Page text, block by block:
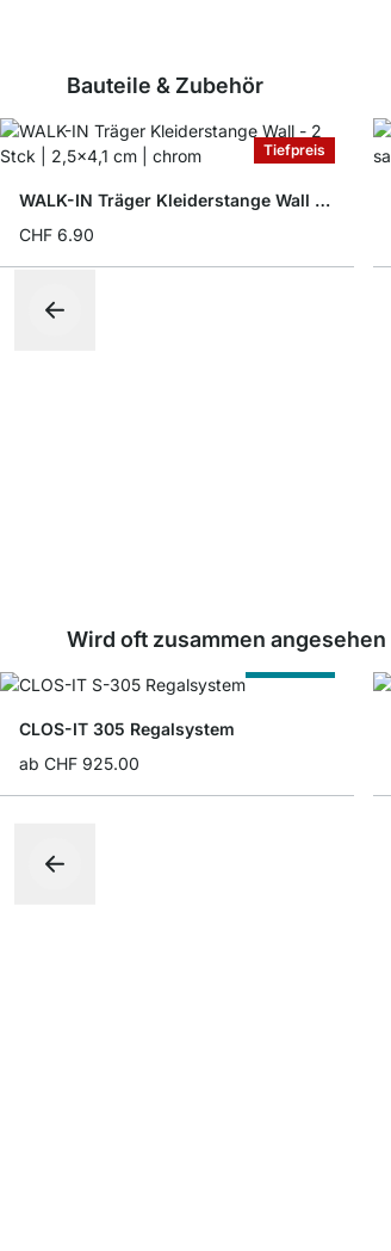
Bauteile & Zubehör
Tiefpreis
WALK-IN Träger Kleiderstange Wall - 2 Stck
CHF 6.90
Wird oft zusammen angesehen
CLOS-IT 305 Regalsystem
ab CHF 925.00